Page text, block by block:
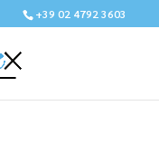
+39 02 4792 3603